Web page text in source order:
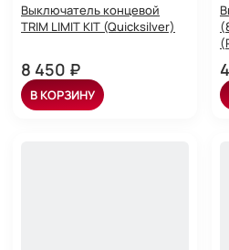
Выключатель концевой
TRIM LIMIT KIT (Quicksilver)
8 450 ₽
В КОРЗИНУ